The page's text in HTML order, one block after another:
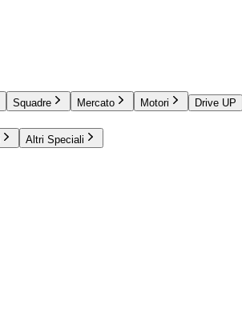
Squadre Mercato Motori Drive UP
Altri Speciali